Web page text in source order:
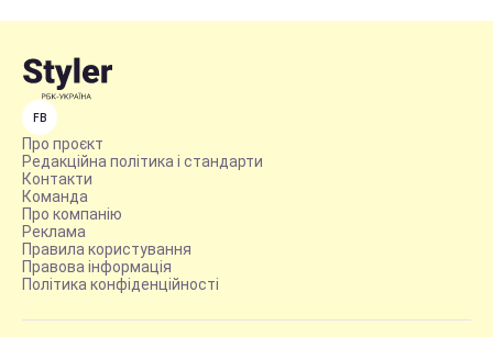
FB
Про проєкт
Редакційна політика і стандарти
Контакти
Команда
Про компанію
Реклама
Правила користування
Правова інформація
Політика конфіденційності